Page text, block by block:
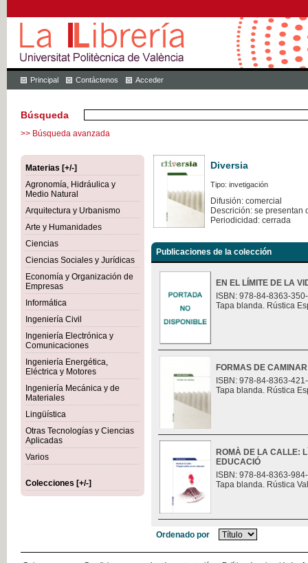
Principal Contáctenos Acceder
Búsqueda
>> Búsqueda avanzada
Materias [+/-]
Agronomía, Hidráulica y
Medio Natural
Arquitectura y Urbanismo
Arte y Humanidades
Ciencias
Ciencias Sociales y Jurídicas
Economía y Organización de
Empresas
Informática
Ingeniería Civil
Ingeniería Electrónica y
Comunicaciones
Ingeniería Energética,
Eléctrica y Motores
Ingeniería Mecánica y de
Materiales
Lingüística
Otras Tecnologías y Ciencias
Aplicadas
Varios
Colecciones [+/-]
Diversia
Tipo: invetigación
Difusión: comercial
Descrición: se presentan
Periodicidad: cerrada
Publicaciones de la colección
EN EL LÍMITE DE LA
ISBN: 978-84-8363-
Tapa blanda. Rústica
FORMAS DE CAMINAR
ISBN: 978-84-8363-
Tapa blanda. Rústica
ROMÀ DE LA CALLE:
EDUCACIÓ
ISBN: 978-84-8363-
Tapa blanda. Rústica
Ordenado por